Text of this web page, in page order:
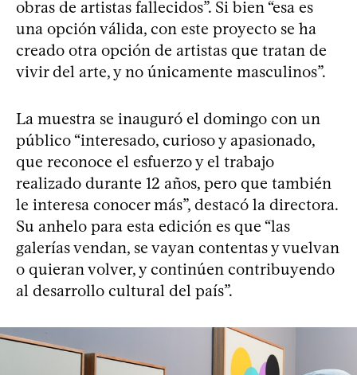
obras de artistas fallecidos”. Si bien “esa es
una opción válida, con este proyecto se ha
creado otra opción de artistas que tratan de
vivir del arte, y no únicamente masculinos”.
La muestra se inauguró el domingo con un
público “interesado, curioso y apasionado,
que reconoce el esfuerzo y el trabajo
realizado durante 12 años, pero que también
le interesa conocer más”, destacó la directora.
Su anhelo para esta edición es que “las
galerías vendan, se vayan contentas y vuelvan
o quieran volver, y continúen contribuyendo
al desarrollo cultural del país”.